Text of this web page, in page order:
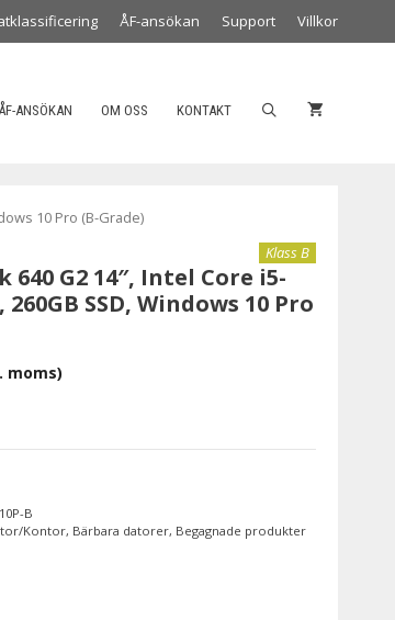
ÅF-ansökan Support Villkor
ANSÖKAN OM OSS KONTAKT
10 Pro (B-Grade)
640 G2 14″, Intel Core i5-
260GB SSD, Windows 10 Pro
B
Kontor, Bärbara datorer, Begagnade produkter
Klass B